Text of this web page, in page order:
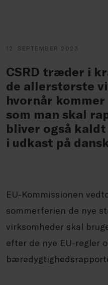
12. SEPTEMBER 2023
CSRD træder i
de allerstørste
hvornår
som man skal
bliver også kaldt
i udkast på
EU-Kommissionen
sommerferien de nye
virksomheder skal
efter de nye EU-regler